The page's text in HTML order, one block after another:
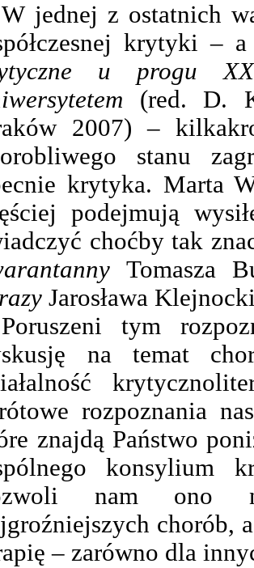
W jednej z ostatnich
krytyki –
u progu
(red. D.
2007) –
stanu
krytyka. Marta
podejmują
choćby tak
Tomasza
Jarosława
Poruszeni tym
na temat
rozpoznania
znajdą Państwo
konsylium
nam ono
chorób,
– zarówno dla